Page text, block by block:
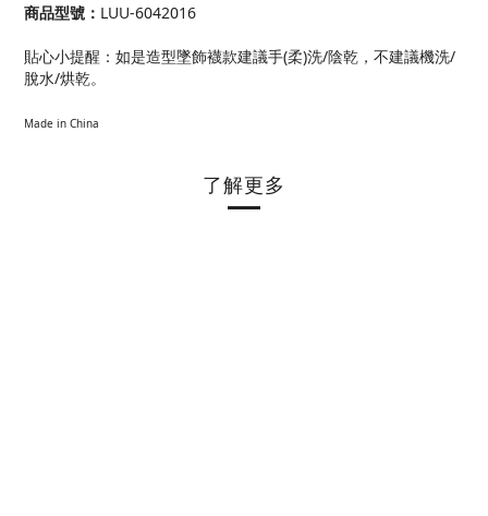
商品型號： LUU-6042016
貼心小提醒：如是造型墜飾襪款建議手(柔)洗/陰乾，不建議機洗/
脫水/烘乾。
Made in China
了解更多